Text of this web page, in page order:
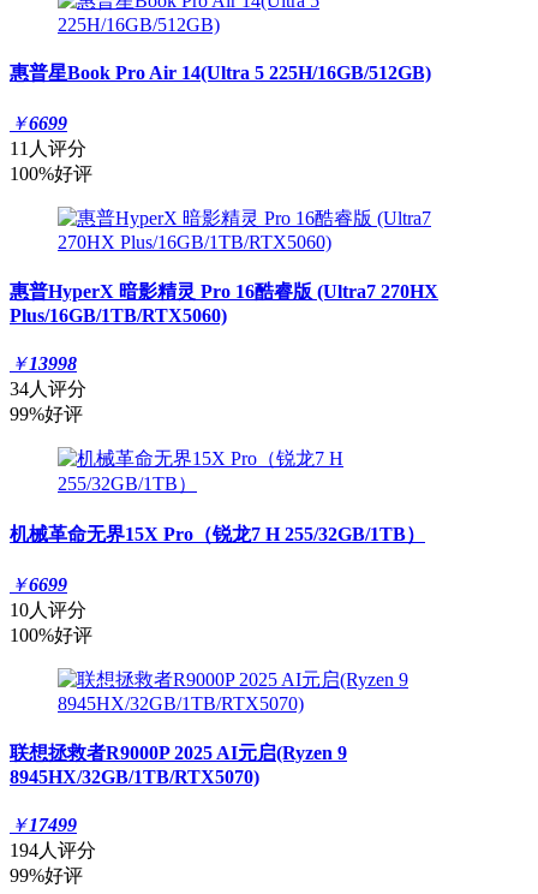
惠普星Book Pro Air 14(Ultra 5 225H/16GB/512GB)
￥6699
11人评分
100%好评
惠普HyperX 暗影精灵 Pro 16酷睿版 (Ultra7 270HX
Plus/16GB/1TB/RTX5060)
￥13998
34人评分
99%好评
机械革命无界15X Pro（锐龙7 H 255/32GB/1TB）
￥6699
10人评分
100%好评
联想拯救者R9000P 2025 AI元启(Ryzen 9
8945HX/32GB/1TB/RTX5070)
￥17499
194人评分
99%好评